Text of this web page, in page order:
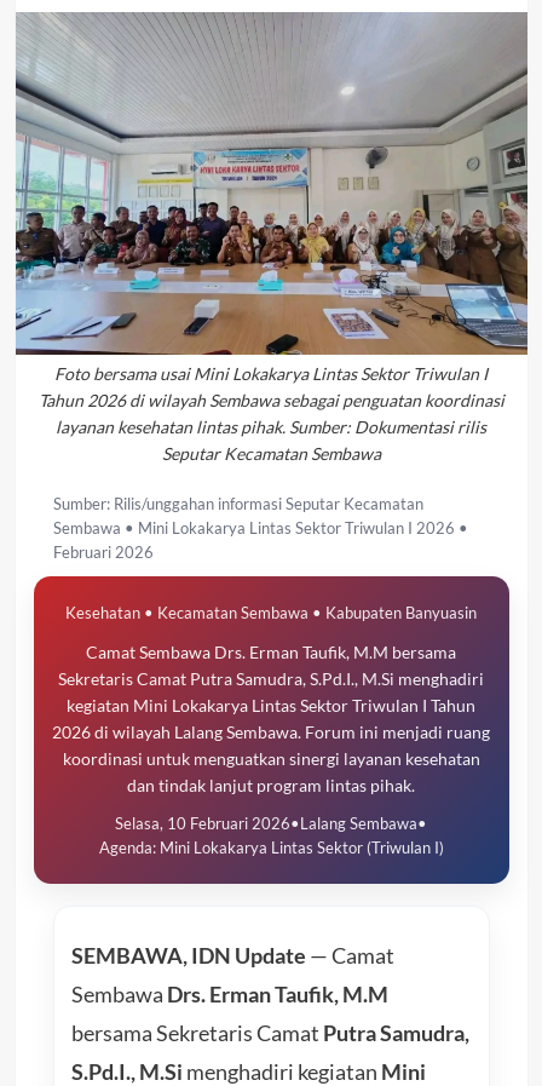
Foto bersama usai Mini Lokakarya Lintas Sektor Triwulan I
Tahun 2026 di wilayah Sembawa sebagai penguatan koordinasi
layanan kesehatan lintas pihak. Sumber: Dokumentasi rilis
Seputar Kecamatan Sembawa
Sumber: Rilis/unggahan informasi Seputar Kecamatan
Sembawa • Mini Lokakarya Lintas Sektor Triwulan I 2026 •
Februari 2026
Kesehatan • Kecamatan Sembawa • Kabupaten Banyuasin
Camat Sembawa Drs. Erman Taufik, M.M bersama
Sekretaris Camat Putra Samudra, S.Pd.I., M.Si menghadiri
kegiatan Mini Lokakarya Lintas Sektor Triwulan I Tahun
2026 di wilayah Lalang Sembawa. Forum ini menjadi ruang
koordinasi untuk menguatkan sinergi layanan kesehatan
dan tindak lanjut program lintas pihak.
Selasa, 10 Februari 2026•Lalang Sembawa•
Agenda: Mini Lokakarya Lintas Sektor (Triwulan I)
SEMBAWA, IDN Update — Camat
Sembawa Drs. Erman Taufik, M.M
bersama Sekretaris Camat Putra Samudra,
S.Pd.I., M.Si menghadiri kegiatan Mini